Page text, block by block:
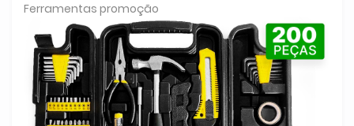
Ferramentas promoção